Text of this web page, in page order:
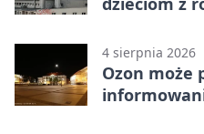
4 sierpnia 2026
Ozon może